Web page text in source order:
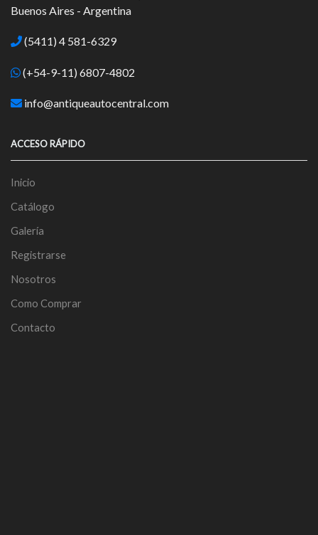
Buenos Aires - Argentina
(5411) 4 581-6329
(+54-9-11) 6807-4802
info@antiqueautocentral.com
ACCESO RÁPIDO
Inicio
Catálogo
Galería
Registrarse
Nosotros
Como Comprar
Contacto